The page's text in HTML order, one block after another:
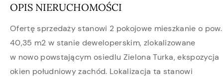
OPIS NIERUCHOMOŚCI
Ofertę sprzedaży stanowi 2 pokojowe mieszkanie o pow.
40,35 m2 w stanie deweloperskim, zlokalizowane
w nowo powstającym osiedlu Zielona Turka, ekspozycja
okien południowy zachód. Lokalizacja ta stanowi